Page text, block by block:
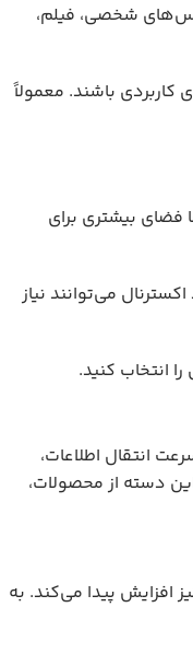
عکس‌های شخصی، فیلم،
هستید، مدل‌های ۱ ترابایتی می‌توانند گزینه‌ای کاربردی باشند. معمولاً
است. این مدل‌ها فضای بیشتری برای
می‌توانند نیاز
انتخاب کنید.
انتقال اطلاعات،
دسته از محصولات،
افزایش پیدا می‌کند. به